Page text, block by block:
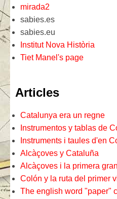
mirada2
sabies.es
sabies.eu
Institut Nova Història
Tiet Manel's page
Articles
Catalunya era un regne
Instrumentos y tablas de
Instruments i taules d'en
Alcàçoves y Cataluña
Alcàçoves i la primera
Colón y la ruta del primer
The english word "paper"